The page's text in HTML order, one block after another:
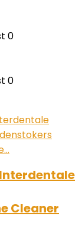
0
0
Interdentale
Cleaner